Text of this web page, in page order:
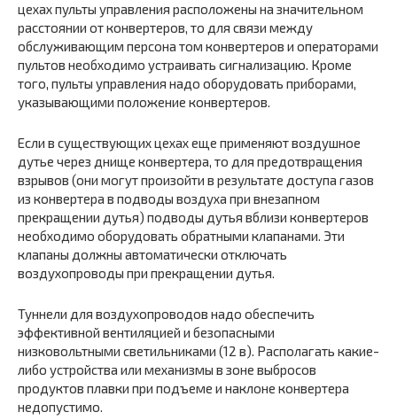
цехах пульты управления расположены на значительном
расстоянии от конвертеров, то для связи между
обслуживающим персона том конвертеров и операторами
пультов необходимо устраивать сигнализацию. Кроме
того, пульты управления надо оборудовать приборами,
указывающими положение конвертеров.
Если в существующих цехах еще применяют воздушное
дутье через днище конвертера, то для предотвращения
взрывов (они могут произойти в результате доступа газов
из конвертера в подводы воздуха при внезапном
прекращении дутья) подводы дутья вблизи конвертеров
необходимо оборудовать обратными клапанами. Эти
клапаны должны автоматически отключать
воздухопроводы при прекращении дутья.
Туннели для воздухопроводов надо обеспечить
эффективной вентиляцией и безопасными
низковольтными светильниками (12 в). Располагать какие-
либо устройства или механизмы в зоне выбросов
продуктов плавки при подъеме и наклоне конвертера
недопустимо.